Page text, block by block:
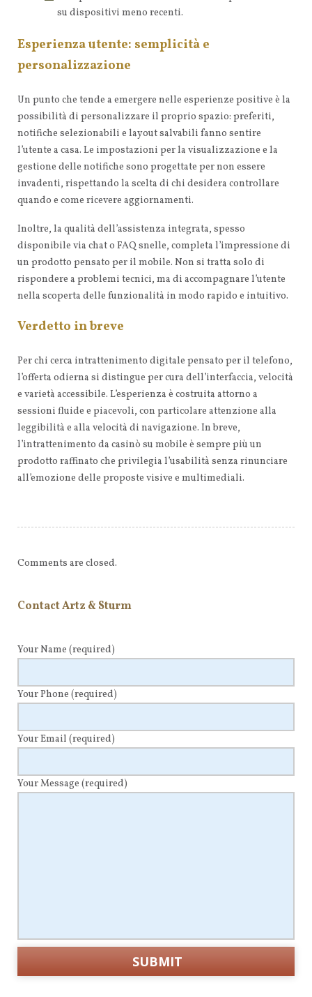
su dispositivi meno recenti.
Esperienza utente: semplicità e
personalizzazione
Un punto che tende a emergere nelle esperienze positive è la
possibilità di personalizzare il proprio spazio: preferiti,
notifiche selezionabili e layout salvabili fanno sentire
l’utente a casa. Le impostazioni per la visualizzazione e la
gestione delle notifiche sono progettate per non essere
invadenti, rispettando la scelta di chi desidera controllare
quando e come ricevere aggiornamenti.
Inoltre, la qualità dell’assistenza integrata, spesso
disponibile via chat o FAQ snelle, completa l’impressione di
un prodotto pensato per il mobile. Non si tratta solo di
rispondere a problemi tecnici, ma di accompagnare l’utente
nella scoperta delle funzionalità in modo rapido e intuitivo.
Verdetto in breve
Per chi cerca intrattenimento digitale pensato per il telefono,
l’offerta odierna si distingue per cura dell’interfaccia, velocità
e varietà accessibile. L’esperienza è costruita attorno a
sessioni fluide e piacevoli, con particolare attenzione alla
leggibilità e alla velocità di navigazione. In breve,
l’intrattenimento da casinò su mobile è sempre più un
prodotto raffinato che privilegia l’usabilità senza rinunciare
all’emozione delle proposte visive e multimediali.
Comments are closed.
Contact Artz & Sturm
Your Name (required)
Your Phone (required)
Your Email (required)
Your Message (required)